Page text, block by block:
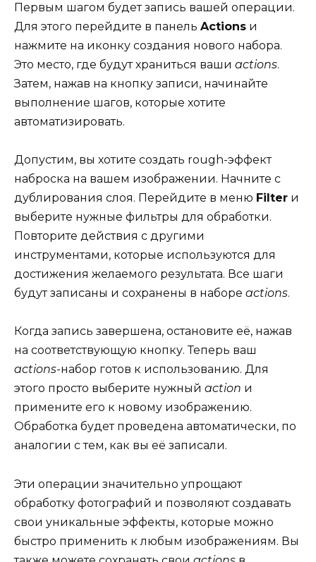
Первым шагом будет запись вашей операции.
Для этого перейдите в панель Actions и
нажмите на иконку создания нового набора.
Это место, где будут храниться ваши actions.
Затем, нажав на кнопку записи, начинайте
выполнение шагов, которые хотите
автоматизировать.
Допустим, вы хотите создать rough-эффект
наброска на вашем изображении. Начните с
дублирования слоя. Перейдите в меню Filter и
выберите нужные фильтры для обработки.
Повторите действия с другими
инструментами, которые используются для
достижения желаемого результата. Все шаги
будут записаны и сохранены в наборе actions.
Когда запись завершена, остановите её, нажав
на соответствующую кнопку. Теперь ваш
actions-набор готов к использованию. Для
этого просто выберите нужный action и
примените его к новому изображению.
Обработка будет проведена автоматически, по
аналогии с тем, как вы её записали.
Эти операции значительно упрощают
обработку фотографий и позволяют создавать
свои уникальные эффекты, которые можно
быстро применить к любым изображениям. Вы